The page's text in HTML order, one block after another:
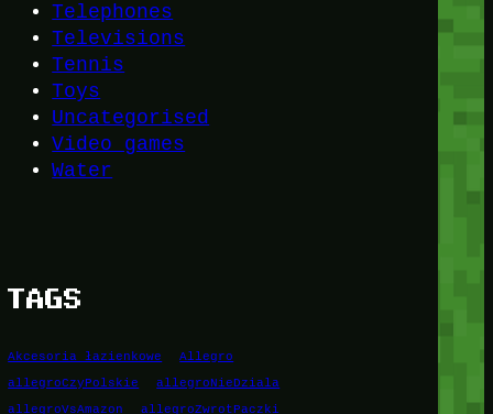
Telephones
Televisions
Tennis
Toys
Uncategorised
Video games
Water
TAGS
Akcesoria łazienkowe
Allegro
allegroCzyPolskie
allegroNieDziala
allegroVsAmazon
allegroZwrotPaczki